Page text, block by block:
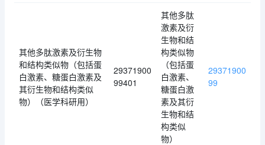
其他多肽激素及衍生物
和结构类似物（包括蛋
白激素、糖蛋白激素及
其衍生物和结构类似
物）（医学科研用）
29371900
99401
其他多肽
激素及衍
生物和结
构类似物
（包括蛋
白激素、
糖蛋白激
素及其衍
生物和结
构类似
物）
29371900
99